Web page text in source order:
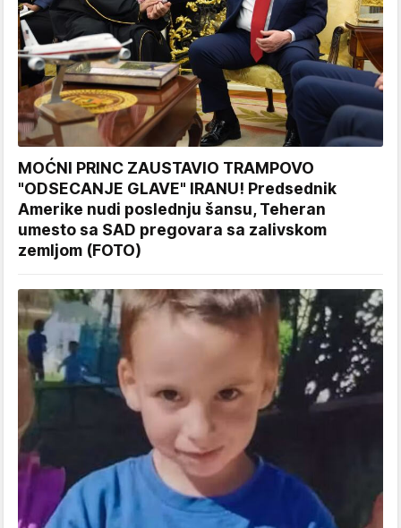
MOĆNI PRINC ZAUSTAVIO TRAMPOVO
"ODSECANJE GLAVE" IRANU! Predsednik
Amerike nudi poslednju šansu, Teheran
umesto sa SAD pregovara sa zalivskom
zemljom (FOTO)